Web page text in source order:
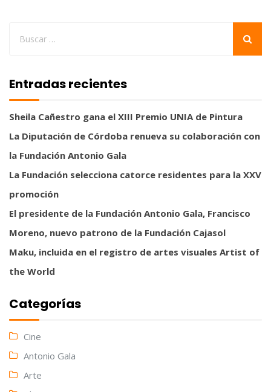
Entradas recientes
Sheila Cañestro gana el XIII Premio UNIA de Pintura
La Diputación de Córdoba renueva su colaboración con
la Fundación Antonio Gala
La Fundación selecciona catorce residentes para la XXV
promoción
El presidente de la Fundación Antonio Gala, Francisco
Moreno, nuevo patrono de la Fundación Cajasol
Maku, incluida en el registro de artes visuales Artist of
the World
Categorías
Cine
Antonio Gala
Arte